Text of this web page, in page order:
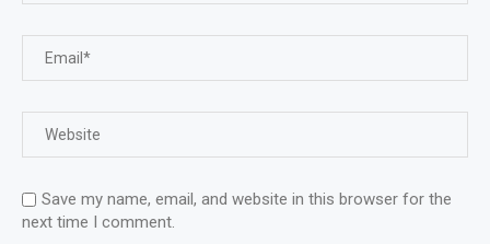
Save my name, email, and website in this browser for the
next time I comment.